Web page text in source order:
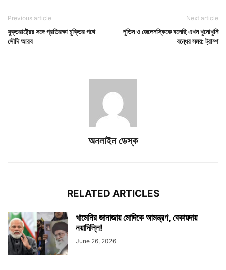
Previous article
যুক্তরাষ্ট্রের সঙ্গে প্রতিরক্ষা চুক্তির পথে
সৌদি আরব
Next article
পুতিন ও জেলেনস্কিকে বলেছি এখন খুনোখুনি
বন্ধের সময়: ট্রাম্প
অনলাইন ডেস্ক
RELATED ARTICLES
খামেনির জানাজায় মোদিকে আমন্ত্রণ, বেকায়দায়
নয়াদিল্লি!
June 26, 2026